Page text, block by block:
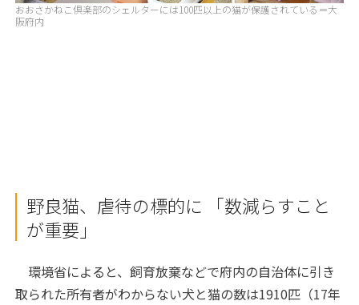
おおさかねこ倶楽部のシェルターには100匹以上の猫が保護されている＝大
阪府内
野良猫、虐待の標的に 「数減らすこと
が重要」
環境省によると、飼育放棄などで府内の自治体に引き
取られた所有者がわからない犬と猫の数は1910匹（17年